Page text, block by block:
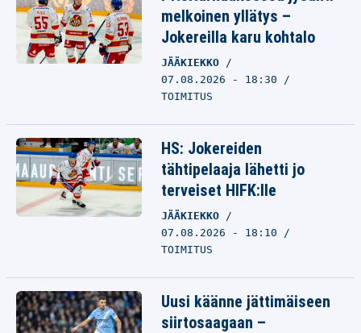
melkoinen yllätys –
Jokereilla karu kohtalo
JÄÄKIEKKO
07.08.2026 - 18:30
TOIMITUS
HS: Jokereiden
tähtipelaaja lähetti jo
terveiset HIFK:lle
JÄÄKIEKKO
07.08.2026 - 18:10
TOIMITUS
Uusi käänne jättimäiseen
siirtosaagaan –